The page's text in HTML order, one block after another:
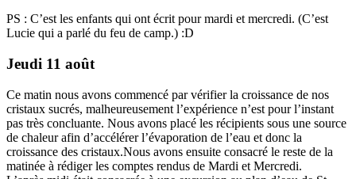
PS : C’est les enfants qui ont écrit pour mardi et mercredi. (C’est
Lucie qui a parlé du feu de camp.) :D
Jeudi 11 août
Ce matin nous avons commencé par vérifier la croissance de nos
cristaux sucrés, malheureusement l’expérience n’est pour l’instant
pas très concluante. Nous avons placé les récipients sous une source
de chaleur afin d’accélérer l’évaporation de l’eau et donc la
croissance des cristaux.Nous avons ensuite consacré le reste de la
matinée à rédiger les comptes rendus de Mardi et Mercredi.